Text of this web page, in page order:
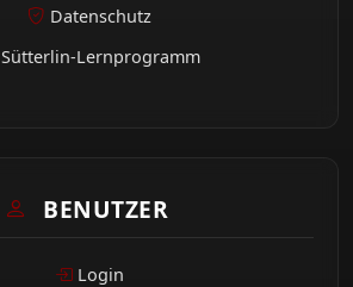
Datenschutz
Sütterlin-Lernprogramm
BENUTZER
Login